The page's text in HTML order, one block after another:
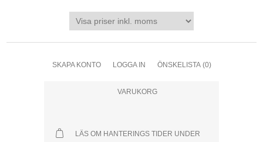
SKAPA KONTO LOGGA IN ÖNSKELISTA (0)
VARUKORG
LÄS OM HANTERINGS TIDER UNDER